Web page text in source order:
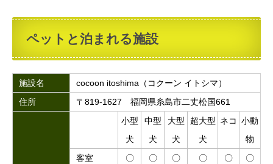
ペットと泊まれる施設
施設名
cocoon itoshima（コクーン イトシマ）
住所
〒819-1627 福岡県糸島市二丈松国661
小型
犬
中型
犬
大型
犬
超大型
犬
ネコ 小動
物
客室
〇 〇 〇 〇 〇
〇